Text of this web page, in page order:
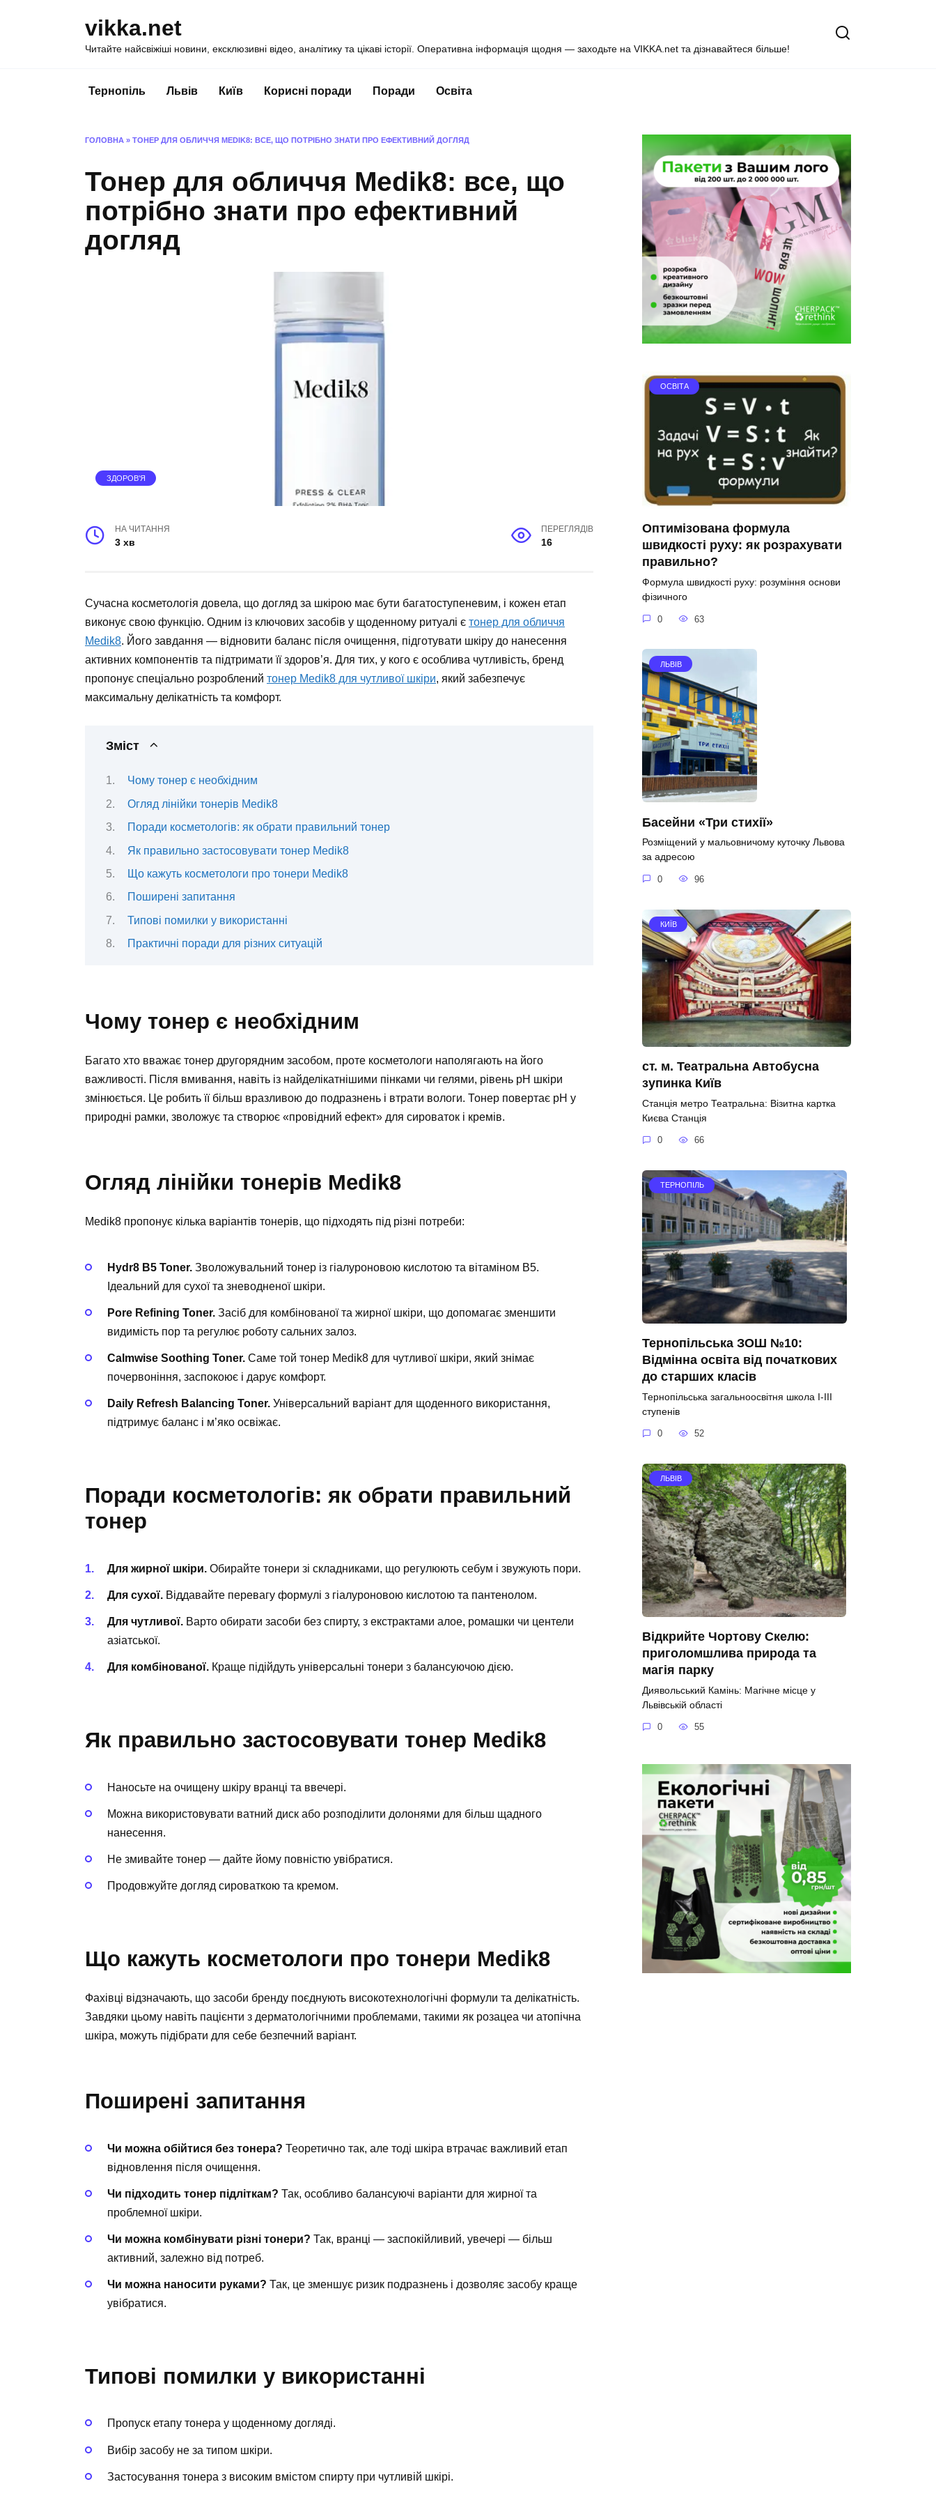
vikka.net
Читайте найсвіжіші новини, ексклюзивні відео, аналітику та цікаві історії. Оперативна інформація щодня — заходьте на VIKKA.net та дізнавайтеся більше!
Тернопіль Львів Київ Корисні поради Поради Освіта
ГОЛОВНА » ТОНЕР ДЛЯ ОБЛИЧЧЯ MEDIK8: ВСЕ, ЩО ПОТРІБНО ЗНАТИ ПРО ЕФЕКТИВНИЙ ДОГЛЯД
Тонер для обличчя Medik8: все, що
потрібно знати про ефективний
догляд
ЗДОРОВ'Я
НА ЧИТАННЯ
3 хв
ПЕРЕГЛЯДІВ
16
Сучасна косметологія довела, що догляд за шкірою має бути багатоступеневим, і кожен етап
виконує свою функцію. Одним із ключових засобів у щоденному ритуалі є тонер для обличчя
Medik8. Його завдання — відновити баланс після очищення, підготувати шкіру до нанесення
активних компонентів та підтримати її здоров’я. Для тих, у кого є особлива чутливість, бренд
пропонує спеціально розроблений тонер Medik8 для чутливої шкіри, який забезпечує
максимальну делікатність та комфорт.
Зміст
Чому тонер є необхідним
Огляд лінійки тонерів Medik8
Поради косметологів: як обрати правильний тонер
Як правильно застосовувати тонер Medik8
Що кажуть косметологи про тонери Medik8
Поширені запитання
Типові помилки у використанні
Практичні поради для різних ситуацій
Чому тонер є необхідним
Багато хто вважає тонер другорядним засобом, проте косметологи наполягають на його
важливості. Після вмивання, навіть із найделікатнішими пінками чи гелями, рівень pH шкіри
змінюється. Це робить її більш вразливою до подразнень і втрати вологи. Тонер повертає pH у
природні рамки, зволожує та створює «провідний ефект» для сироваток і кремів.
Огляд лінійки тонерів Medik8
Medik8 пропонує кілька варіантів тонерів, що підходять під різні потреби:
Hydr8 B5 Toner. Зволожувальний тонер із гіалуроновою кислотою та вітаміном B5.
Ідеальний для сухої та зневодненої шкіри.
Pore Refining Toner. Засіб для комбінованої та жирної шкіри, що допомагає зменшити
видимість пор та регулює роботу сальних залоз.
Calmwise Soothing Toner. Саме той тонер Medik8 для чутливої шкіри, який знімає
почервоніння, заспокоює і дарує комфорт.
Daily Refresh Balancing Toner. Універсальний варіант для щоденного використання,
підтримує баланс і м’яко освіжає.
Поради косметологів: як обрати правильний
тонер
Для жирної шкіри. Обирайте тонери зі складниками, що регулюють себум і звужують пори.
Для сухої. Віддавайте перевагу формулі з гіалуроновою кислотою та пантенолом.
Для чутливої. Варто обирати засоби без спирту, з екстрактами алое, ромашки чи центели
азіатської.
Для комбінованої. Краще підійдуть універсальні тонери з балансуючою дією.
Як правильно застосовувати тонер Medik8
Наносьте на очищену шкіру вранці та ввечері.
Можна використовувати ватний диск або розподілити долонями для більш щадного
нанесення.
Не змивайте тонер — дайте йому повністю увібратися.
Продовжуйте догляд сироваткою та кремом.
Що кажуть косметологи про тонери Medik8
Фахівці відзначають, що засоби бренду поєднують високотехнологічні формули та делікатність.
Завдяки цьому навіть пацієнти з дерматологічними проблемами, такими як розацеа чи атопічна
шкіра, можуть підібрати для себе безпечний варіант.
Поширені запитання
Чи можна обійтися без тонера? Теоретично так, але тоді шкіра втрачає важливий етап
відновлення після очищення.
Чи підходить тонер підліткам? Так, особливо балансуючі варіанти для жирної та
проблемної шкіри.
Чи можна комбінувати різні тонери? Так, вранці — заспокійливий, увечері — більш
активний, залежно від потреб.
Чи можна наносити руками? Так, це зменшує ризик подразнень і дозволяє засобу краще
увібратися.
Типові помилки у використанні
Пропуск етапу тонера у щоденному догляді.
Вибір засобу не за типом шкіри.
Застосування тонера з високим вмістом спирту при чутливій шкірі.
ОСВІТА
Оптимізована формула
швидкості руху: як розрахувати
правильно?
Формула швидкості руху: розуміння основи
фізичного
0 63
ЛЬВІВ
Басейни «Три стихії»
Розміщений у мальовничому куточку Львова
за адресою
0 96
КИЇВ
ст. м. Театральна Автобусна
зупинка Київ
Станція метро Театральна: Візитна картка
Києва Станція
0 66
ТЕРНОПІЛЬ
Тернопільська ЗОШ №10:
Відмінна освіта від початкових
до старших класів
Тернопільська загальноосвітня школа І-ІІІ
ступенів
0 52
ЛЬВІВ
Відкрийте Чортову Скелю:
приголомшлива природа та
магія парку
Диявольський Камінь: Магічне місце у
Львівській області
0 55